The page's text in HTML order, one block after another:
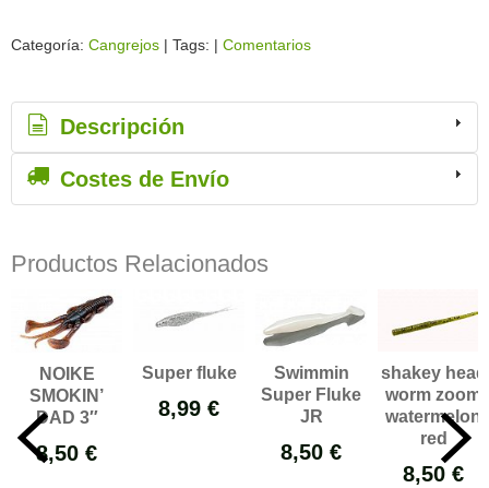
Categoría: Cangrejos | Tags: | Comentarios
Descripción
Costes de Envío
Productos Relacionados
NOIKE
SMOKIN’
DAD 3″
8,50 €
Super fluke
8,99 €
Swimmin
Super Fluke
JR
8,50 €
shakey head
worm zoom
watermelon
red
8,50 €